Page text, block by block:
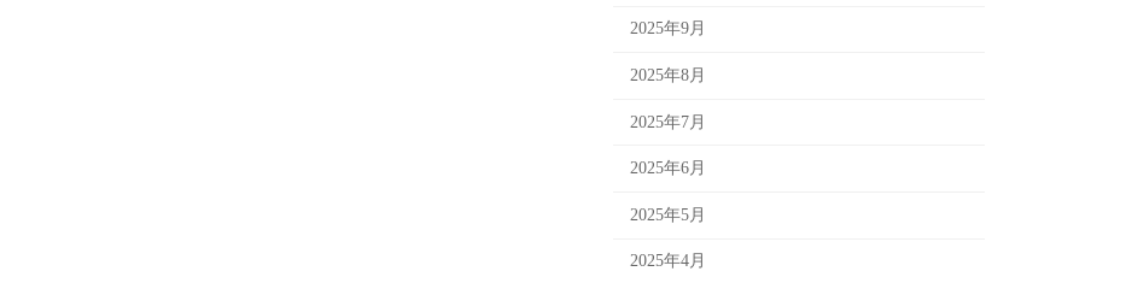
2025年9月
2025年8月
2025年7月
2025年6月
2025年5月
2025年4月